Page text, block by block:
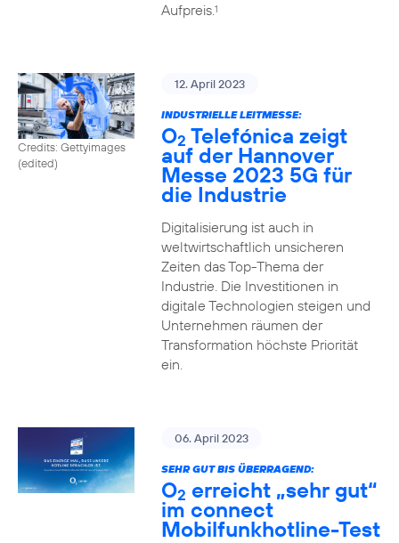
Aufpreis.1
Credits: Gettyimages
(edited)
12. April 2023
INDUSTRIELLE LEITMESSE:
O2 Telefónica zeigt
auf der Hannover
Messe 2023 5G für
die Industrie
Digitalisierung ist auch in
weltwirtschaftlich unsicheren
Zeiten das Top-Thema der
Industrie. Die Investitionen in
digitale Technologien steigen und
Unternehmen räumen der
Transformation höchste Priorität
ein.
06. April 2023
SEHR GUT BIS ÜBERRAGEND:
O2 erreicht „sehr gut“
im connect
Mobilfunkhotline-Test